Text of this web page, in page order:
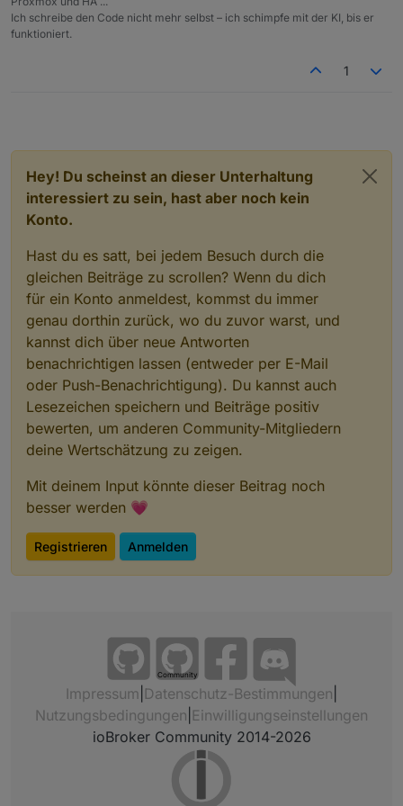
auch keiner :)
Ich schreibe den Code nicht mehr selbst – ich schimpfe mit der KI, bis er
funktioniert.
1
Hey! Du scheinst an dieser Unterhaltung
interessiert zu sein, hast aber noch kein
Konto.
Hast du es satt, bei jedem Besuch durch die
gleichen Beiträge zu scrollen? Wenn du dich
für ein Konto anmeldest, kommst du immer
genau dorthin zurück, wo du zuvor warst, und
kannst dich über neue Antworten
benachrichtigen lassen (entweder per E-Mail
oder Push-Benachrichtigung). Du kannst auch
Lesezeichen speichern und Beiträge positiv
bewerten, um anderen Community-Mitgliedern
deine Wertschätzung zu zeigen.
Mit deinem Input könnte dieser Beitrag noch
besser werden 💗
Registrieren Anmelden
Community
Impressum Datenschutz-Bestimmungen
Nutzungsbedingungen Einwilligungseinstellungen
ioBroker Community 2014-2026